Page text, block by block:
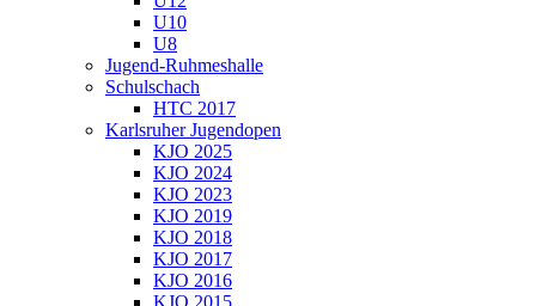
U10
U8
Jugend-Ruhmeshalle
Schulschach
HTC 2017
Karlsruher Jugendopen
KJO 2025
KJO 2024
KJO 2023
KJO 2019
KJO 2018
KJO 2017
KJO 2016
KJO 2015